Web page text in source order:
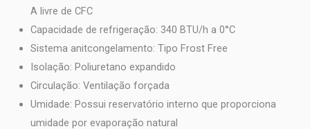
A livre de CFC
Capacidade de refrigeração: 340 BTU/h a 0°C
Sistema anitcongelamento: Tipo Frost Free
Isolação: Poliuretano expandido
Circulação: Ventilação forçada
Umidade: Possui reservatório interno que proporciona
umidade por evaporação natural